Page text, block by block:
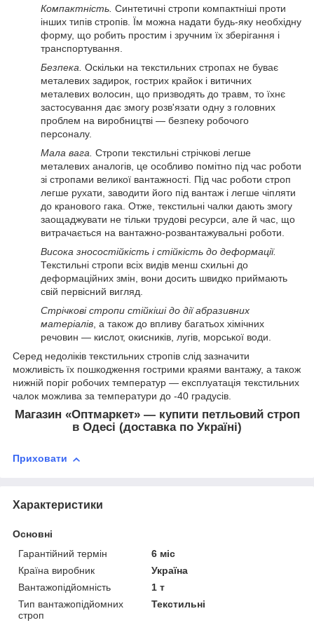
Компактність. Синтетичні стропи компактніші проти
інших типів стропів. Їм можна надати будь-яку необхідну
форму, що робить простим і зручним їх зберігання і
транспортування.
Безпека. Оскільки на текстильних стропах не буває
металевих задирок, гострих крайок і витичних
металевих волосин, що призводять до травм, то їхнє
застосування дає змогу розв'язати одну з головних
проблем на виробництві — безпеку робочого
персоналу.
Мала вага. Стропи текстильні стрічкові легше
металевих аналогів, це особливо помітно під час роботи
зі стропами великої вантажності. Під час роботи строп
легше рухати, заводити його під вантаж і легше чіпляти
до кранового гака. Отже, текстильні чалки дають змогу
заощаджувати не тільки трудові ресурси, але й час, що
витрачається на вантажно-розвантажувальні роботи.
Висока зносостійкість і стійкість до деформації.
Текстильні стропи всіх видів менш схильні до
деформаційних змін, вони досить швидко приймають
свій первісний вигляд.
Стрічкові стропи стійкіші до дії абразивних
матеріалів , а також до впливу багатьох хімічних
речовин — кислот, окисників, лугів, морської води.
Серед недоліків текстильних стропів слід зазначити
можливість їх пошкодження гострими краями вантажу, а також
нижній поріг робочих температур — експлуатація текстильних
чалок можлива за температури до -40 градусів.
Магазин «Оптмаркет» — купити петльовий строп
в Одесі (доставка по Україні)
Приховати
Характеристики
Основні
Гарантійний термін
6 міс
Країна виробник
Україна
Вантажопідйомність
1 т
Тип вантажопідйомних
строп
Текстильні